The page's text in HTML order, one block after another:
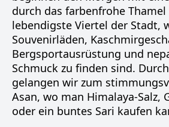
durch das farbenfrohe Thamel
lebendigste Viertel der Stadt,
Souvenirläden,
Bergsportausrüstung und
Schmuck zu finden sind.
gelangen wir zum
Asan, wo man Himalaya-Salz,
oder ein buntes Sari kaufen